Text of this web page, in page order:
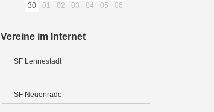
30
01 02 03 04 05 06
Vereine im Internet
SF Lennestadt
SF Neuenrade